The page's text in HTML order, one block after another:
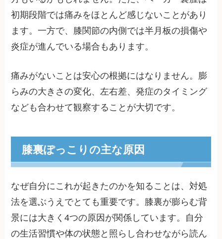
初期段階では痛みをほとんど感じないことがあり
ます。一方で、膝関節の内側では半月板の損傷や
炎症が進んでいる場合もあります。
痛みがないことは安心の根拠にはなりません。膨
らみの大きさの変化、左右差、発症のタイミング
なども合わせて観察することが大切です。
膝裏ぽっこりの主な原因
なぜ自分にこれが起きたのかを知ることは、対処
法を選ぶうえでとても重要です。膝裏が膨らむ背
景には大きく4つの原因が関係しています。自分
の生活習慣や体の状態と照らし合わせながら読ん